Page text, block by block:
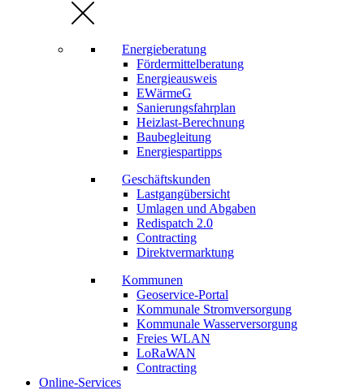
Energieberatung
Fördermittelberatung
Energieausweis
EWärmeG
Sanierungsfahrplan
Heizlast-Berechnung
Baubegleitung
Energiespartipps
Geschäftskunden
Lastgangübersicht
Umlagen und Abgaben
Redispatch 2.0
Contracting
Direktvermarktung
Kommunen
Geoservice-Portal
Kommunale Stromversorgung
Kommunale Wasserversorgung
Freies WLAN
LoRaWAN
Contracting
Online-Services